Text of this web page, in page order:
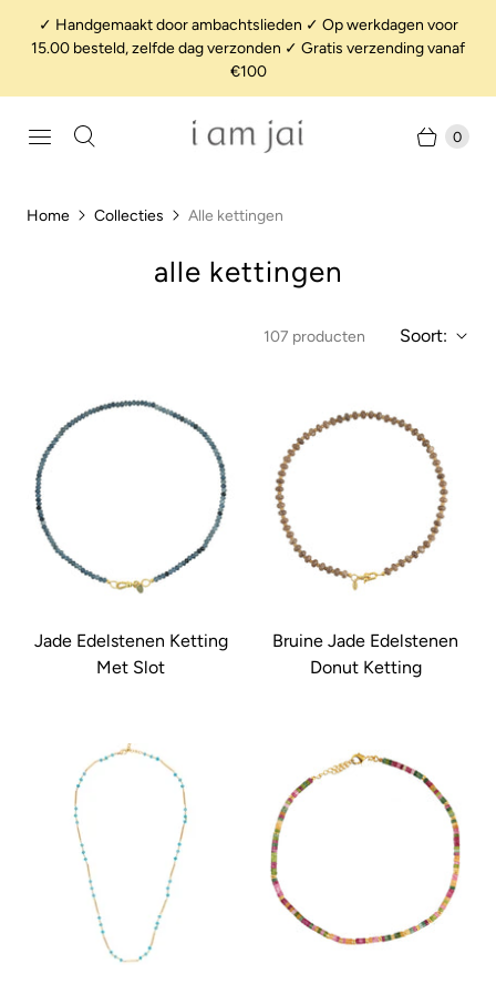
✓ Handgemaakt door ambachtslieden ✓ Op werkdagen voor
15.00 besteld, zelfde dag verzonden ✓ Gratis verzending vanaf
€100
0
Home Collecties Alle kettingen
alle kettingen
107 producten Soort:
Jade Edelstenen Ketting
Met Slot
Bruine Jade Edelstenen
Donut Ketting